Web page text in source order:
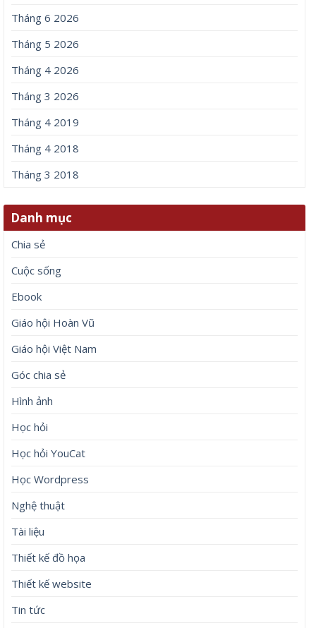
Tháng 6 2026
Tháng 5 2026
Tháng 4 2026
Tháng 3 2026
Tháng 4 2019
Tháng 4 2018
Tháng 3 2018
Danh mục
Chia sẻ
Cuộc sống
Ebook
Giáo hội Hoàn Vũ
Giáo hội Việt Nam
Góc chia sẻ
Hình ảnh
Học hỏi
Học hỏi YouCat
Học Wordpress
Nghệ thuật
Tài liệu
Thiết kế đồ họa
Thiết kế website
Tin tức